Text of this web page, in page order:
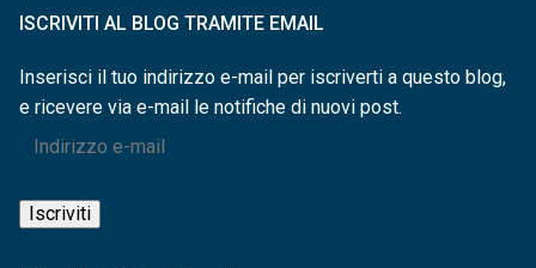
ISCRIVITI AL BLOG TRAMITE EMAIL
Inserisci il tuo indirizzo e-mail per iscriverti a questo blog,
e ricevere via e-mail le notifiche di nuovi post.
Indirizzo
mail
Iscriviti